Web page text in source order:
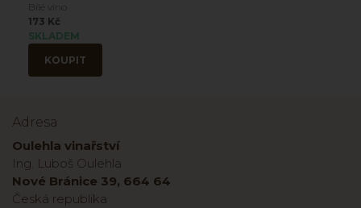
Bílé víno
173 Kč
SKLADEM
KOUPIT
Adresa
Oulehla vinařství
Ing. Luboš Oulehla
Nové Bránice 39, 664 64
Česká republika